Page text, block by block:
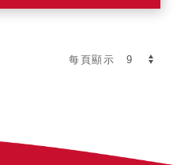
每頁顯示